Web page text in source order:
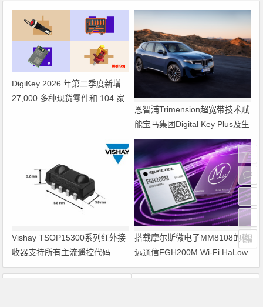
DigiKey 2026 年第二季度新增
27,000 多种现货零件和 104 家
恩智浦Trimension超宽带技术赋
能宝马集团Digital Key Plus及生
命体存在检测功能
Vishay TSOP15300系列红外接
收器支持所有主流遥控代码
搭载摩尔斯微电子MM8108的移
远通信FGH200M Wi-Fi HaLow
模组 现已通过四项国际认证 可